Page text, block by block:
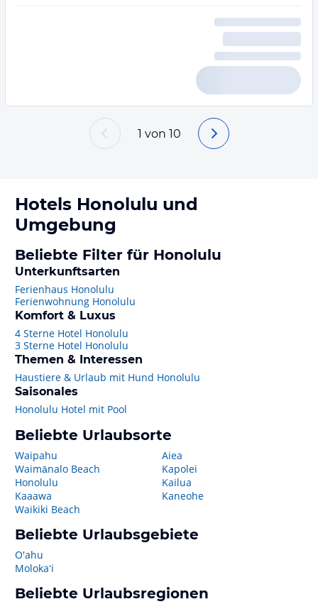
1 von 10
Hotels Honolulu und
Umgebung
Beliebte Filter für Honolulu
Unterkunftsarten
Ferienhaus Honolulu
Ferienwohnung Honolulu
Komfort & Luxus
4 Sterne Hotel Honolulu
3 Sterne Hotel Honolulu
Themen & Interessen
Haustiere & Urlaub mit Hund Honolulu
Saisonales
Honolulu Hotel mit Pool
Beliebte Urlaubsorte
Waipahu
Waimānalo Beach
Honolulu
Kaaawa
Waikiki Beach
Aiea
Kapolei
Kailua
Kaneohe
Beliebte Urlaubsgebiete
O'ahu
Molokaʻi
Beliebte Urlaubsregionen